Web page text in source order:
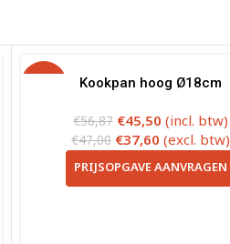
Kookpan hoog Ø18cm
€56,87 €45,50 (incl. btw)
€47,00 €37,60 (excl. btw)
PRIJSOPGAVE AANVRAGEN